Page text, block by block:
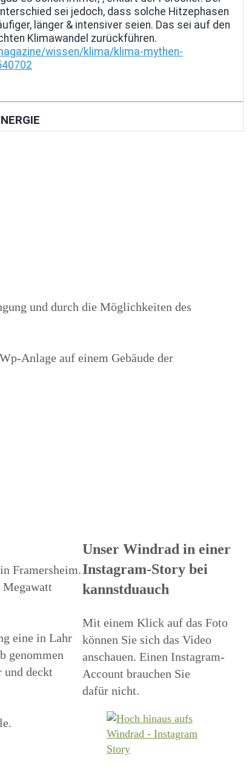
und durch die Möglichkeiten des
Anlage auf einem Gebäude der
Framersheim.
eine in Lahr
genommen
deckt
Unser Windrad in einer
Instagram-Story bei
kannstduauch
Mit einem Klick auf das Foto
können Sie sich das Video
anschauen. Einen Instagram-
Account brauchen Sie
dafür nicht.